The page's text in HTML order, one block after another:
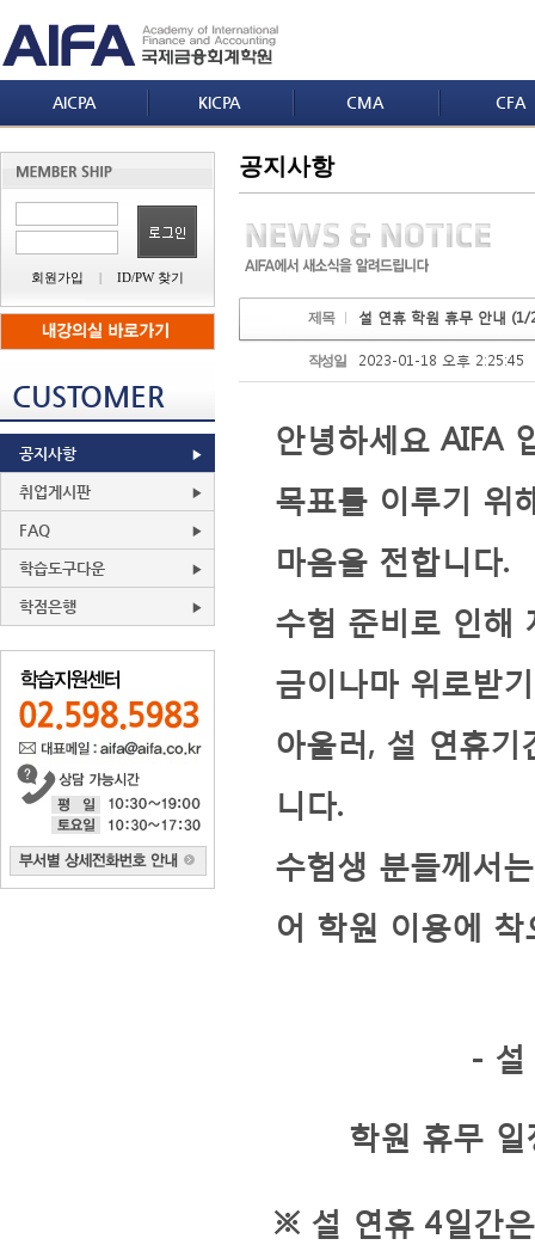
AICPA KICPA CMA CFA
회원가입 | ID/PW 찾기
CUSTOMER
공지사항
취업게시판
FAQ
학습도구다운
학점은행
공지사항
제목 설 연휴 학원 휴무 안내
작성일 2023-01-18 오후 2:25:45
안녕하세요 AIFA
목표를 이루기 위
마음을 전합니다.
수험 준비로 인해
금이나마 위로받
아울러, 설 연휴기
니다.
수험생 분들께서
어 학원 이용에
-
학원 휴무 일
※ 설 연휴 4일간